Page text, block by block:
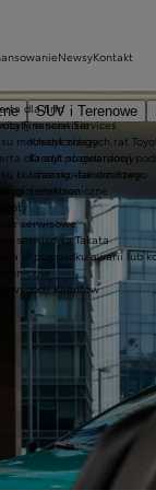
SUV i Terenowe
w serwisie
mechanicznego
dla aut po gwarancji
blacharsko-lakierniczego
sezonowe
serwisowe
serwisowa Takata
w przypadku awarii lub
wygody Klientów
dla firm
Financial Services
Kredyt niższych rat
Kredyt standardowy
Leasing standardowy
elektroniczne
NewsyKontakt